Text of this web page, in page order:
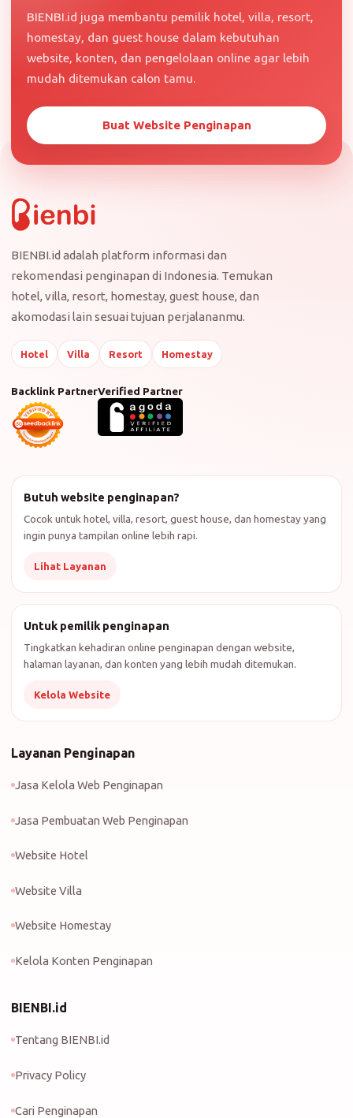
BIENBI.id juga membantu pemilik hotel, villa, resort,
homestay, dan guest house dalam kebutuhan
website, konten, dan pengelolaan online agar lebih
mudah ditemukan calon tamu.
Buat Website Penginapan
BIENBI.id adalah platform informasi dan
rekomendasi penginapan di Indonesia. Temukan
hotel, villa, resort, homestay, guest house, dan
akomodasi lain sesuai tujuan perjalananmu.
Hotel Villa Resort Homestay
Backlink PartnerVerified Partner
Butuh website penginapan?
Cocok untuk hotel, villa, resort, guest house, dan homestay yang
ingin punya tampilan online lebih rapi.
Lihat Layanan
Untuk pemilik penginapan
Tingkatkan kehadiran online penginapan dengan website,
halaman layanan, dan konten yang lebih mudah ditemukan.
Kelola Website
Layanan Penginapan
Jasa Kelola Web Penginapan
Jasa Pembuatan Web Penginapan
Website Hotel
Website Villa
Website Homestay
Kelola Konten Penginapan
BIENBI.id
Tentang BIENBI.id
Privacy Policy
Cari Penginapan